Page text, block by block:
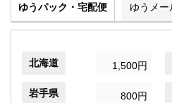
ゆうパック・宅配便 ゆうメー
北海道 1,500円
岩手県 800円